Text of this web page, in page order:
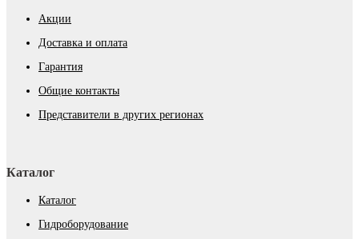
Акции
Доставка и оплата
Гарантия
Общие контакты
Представители в других регионах
Каталог
Каталог
Гидроборудование